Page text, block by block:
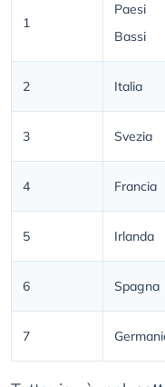
1
Paesi
Bassi
2 Italia
3 Svezia
4 Francia
5 Irlanda
6 Spagna
7